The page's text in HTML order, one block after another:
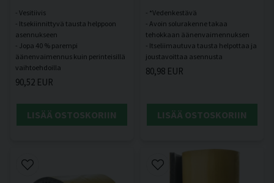
- Vesitiivis
- Itsekiinnittyvä tausta helppoon
asennukseen
- Jopa 40 % parempi
äänenvaimennus kuin perinteisillä
90,52 EUR
LISÄÄ OSTOSKORIIN
- *Vedenkestävä
- Avoin solurakenne takaa
tehokkaan äänenvaimennuksen
- Itseliimautuva tausta helpottaa ja
80,98 EUR
LISÄÄ OSTOSKORIIN